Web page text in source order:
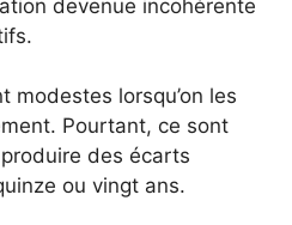
devenue incohérente
modestes lorsqu’on les
Pourtant, ce sont
des écarts
ou vingt ans.